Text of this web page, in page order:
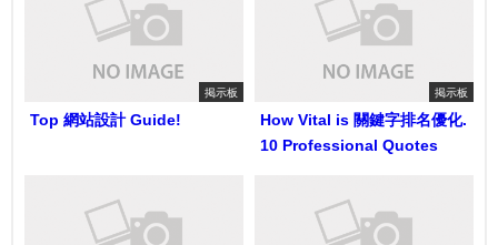
掲示板
Top 網站設計 Guide!
掲示板
How Vital is 關鍵字排名優化.
10 Professional Quotes